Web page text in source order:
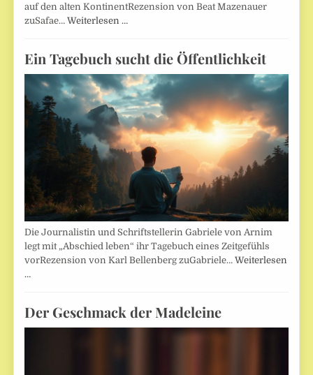
auf den alten KontinentRezension von Beat Mazenauer
zuSafae…Weiterlesen …
Ein Tagebuch sucht die Öffentlichkeit
Die Journalistin und Schriftstellerin Gabriele von Arnim
legt mit „Abschied leben“ ihr Tagebuch eines Zeitgefühls
vorRezension von Karl Bellenberg zuGabriele…Weiterlesen
…
Der Geschmack der Madeleine